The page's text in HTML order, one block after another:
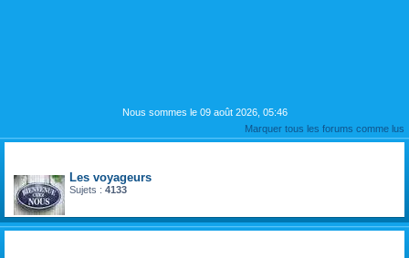
Nous sommes le 09 août 2026, 05:46
Marquer tous les forums comme lus
Les voyageurs
Sujets : 4133